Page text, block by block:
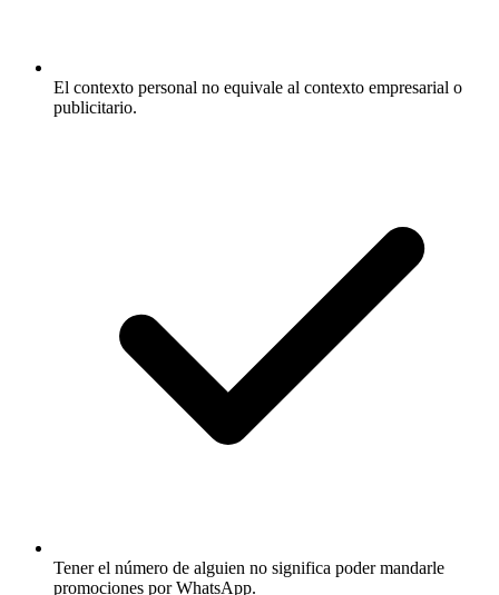
El contexto personal no equivale al contexto empresarial o
publicitario.
Tener el número de alguien no significa poder mandarle
promociones por WhatsApp.